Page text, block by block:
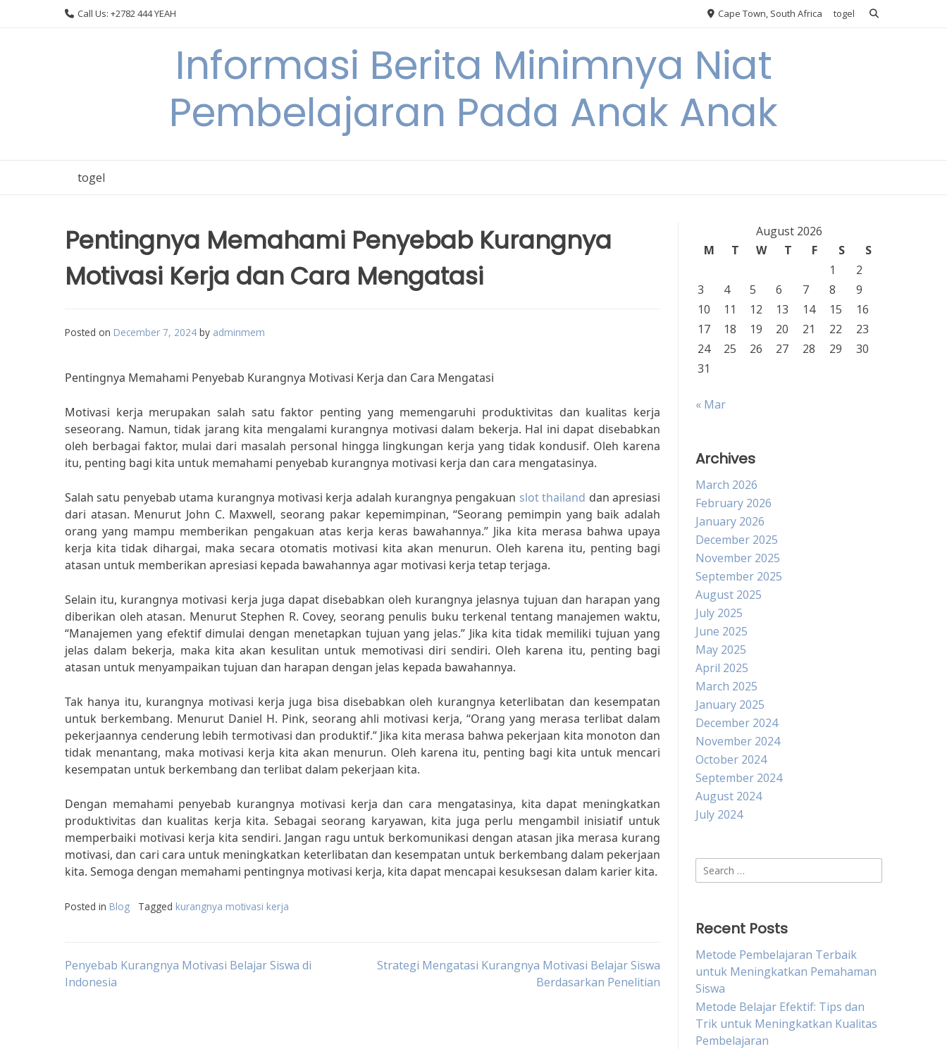
Call Us: +2782 444 YEAH Cape Town, South Africa togel
Informasi Berita Minimnya Niat
Pembelajaran Pada Anak Anak
togel
Pentingnya Memahami Penyebab Kurangnya
Motivasi Kerja dan Cara Mengatasi
Posted on December 7, 2024 by adminmem
Pentingnya Memahami Penyebab Kurangnya Motivasi Kerja dan Cara Mengatasi
Motivasi kerja merupakan salah satu faktor penting yang memengaruhi produktivitas dan kualitas kerja
seseorang. Namun, tidak jarang kita mengalami kurangnya motivasi dalam bekerja. Hal ini dapat disebabkan
oleh berbagai faktor, mulai dari masalah personal hingga lingkungan kerja yang tidak kondusif. Oleh karena
itu, penting bagi kita untuk memahami penyebab kurangnya motivasi kerja dan cara mengatasinya.
Salah satu penyebab utama kurangnya motivasi kerja adalah kurangnya pengakuan slot thailand dan apresiasi
dari atasan. Menurut John C. Maxwell, seorang pakar kepemimpinan, “Seorang pemimpin yang baik adalah
orang yang mampu memberikan pengakuan atas kerja keras bawahannya.” Jika kita merasa bahwa upaya
kerja kita tidak dihargai, maka secara otomatis motivasi kita akan menurun. Oleh karena itu, penting bagi
atasan untuk memberikan apresiasi kepada bawahannya agar motivasi kerja tetap terjaga.
Selain itu, kurangnya motivasi kerja juga dapat disebabkan oleh kurangnya jelasnya tujuan dan harapan yang
diberikan oleh atasan. Menurut Stephen R. Covey, seorang penulis buku terkenal tentang manajemen waktu,
“Manajemen yang efektif dimulai dengan menetapkan tujuan yang jelas.” Jika kita tidak memiliki tujuan yang
jelas dalam bekerja, maka kita akan kesulitan untuk memotivasi diri sendiri. Oleh karena itu, penting bagi
atasan untuk menyampaikan tujuan dan harapan dengan jelas kepada bawahannya.
Tak hanya itu, kurangnya motivasi kerja juga bisa disebabkan oleh kurangnya keterlibatan dan kesempatan
untuk berkembang. Menurut Daniel H. Pink, seorang ahli motivasi kerja, “Orang yang merasa terlibat dalam
pekerjaannya cenderung lebih termotivasi dan produktif.” Jika kita merasa bahwa pekerjaan kita monoton dan
tidak menantang, maka motivasi kerja kita akan menurun. Oleh karena itu, penting bagi kita untuk mencari
kesempatan untuk berkembang dan terlibat dalam pekerjaan kita.
Dengan memahami penyebab kurangnya motivasi kerja dan cara mengatasinya, kita dapat meningkatkan
produktivitas dan kualitas kerja kita. Sebagai seorang karyawan, kita juga perlu mengambil inisiatif untuk
memperbaiki motivasi kerja kita sendiri. Jangan ragu untuk berkomunikasi dengan atasan jika merasa kurang
motivasi, dan cari cara untuk meningkatkan keterlibatan dan kesempatan untuk berkembang dalam pekerjaan
kita. Semoga dengan memahami pentingnya motivasi kerja, kita dapat mencapai kesuksesan dalam karier kita.
Posted in Blog Tagged kurangnya motivasi kerja
Post
Penyebab Kurangnya Motivasi Belajar Siswa di
Indonesia
Strategi Mengatasi Kurangnya Motivasi Belajar Siswa
Berdasarkan Penelitian
August 2026
M
T W T F S
S
1
2
3
4 5 6 7 8
9
10
11 12 13 14 15
16
17
18 19 20 21 22
23
24
25 26 27 28 29
30
31
« Mar
Archives
March 2026
February 2026
January 2026
December 2025
November 2025
September 2025
August 2025
July 2025
June 2025
May 2025
April 2025
March 2025
January 2025
December 2024
November 2024
October 2024
September 2024
August 2024
July 2024
Search
for:
Recent Posts
Metode Pembelajaran Terbaik
untuk Meningkatkan Pemahaman
Siswa
Metode Belajar Efektif: Tips dan
Trik untuk Meningkatkan Kualitas
Pembelajaran